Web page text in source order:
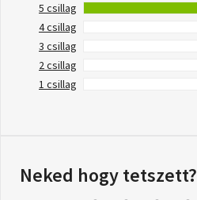
5 csillag
4 csillag
3 csillag
2 csillag
1 csillag
Neked hogy tetszett?